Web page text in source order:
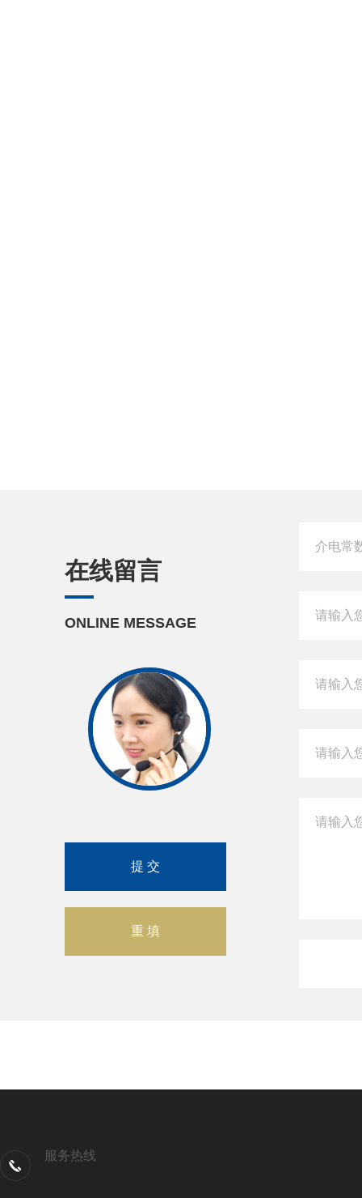
在线留言
ONLINE MESSAGE
服务热线